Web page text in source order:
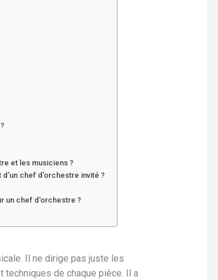
et les musiciens ?
chef d’orchestre invité ?
un chef d’orchestre ?
Il ne dirige pas juste les
de chaque pièce. Il a